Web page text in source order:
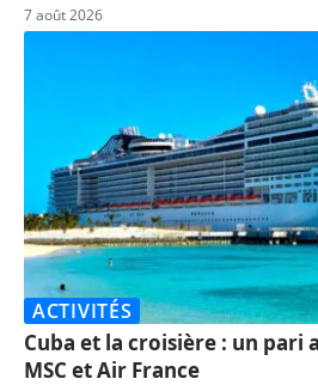
7 août 2026
ACTIVITÉS
Cuba et la croisière : un pari
MSC et Air France